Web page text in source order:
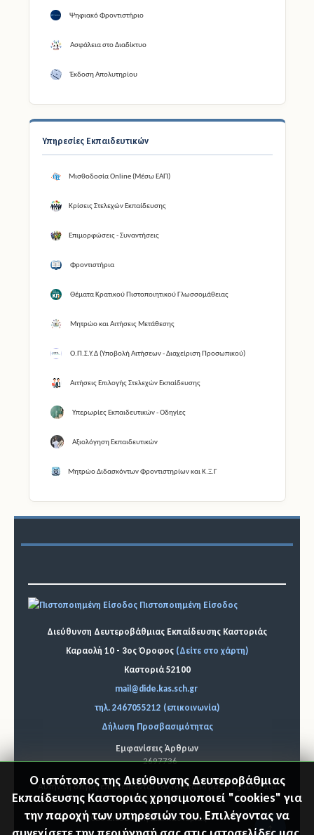
Ψηφιακό Φροντιστήριο
Ασφάλεια στο Διαδίκτυο
Έκδοση Απολυτηρίου
Υπηρεσίες Εκπαιδευτικών
Μισθοδοσία Online (Μέσω ΕΑΠ)
Κρίσεις Στελεχών Εκπαίδευσης
Επιμορφώσεις - Συναντήσεις
Φροντιστήρια
Θέματα Κρατικού Πιστοποιητικού Γλωσσομάθειας
Μητρώο και Αιτήσεις Μετάθεσης
Ο.Π.Σ.Υ.Δ (Υποβολή Αιτήσεων - Διαχείριση Προσωπικού)
Αιτήσεις Επιλογής Στελεχών Εκπαίδευσης
Υπερωρίες Εκπαιδευτικών - Οδηγίες
Αξιολόγηση Εκπαιδευτικών
Μητρώο Διδασκόντων Φροντιστηρίων και Κ.Ξ.Γ
Πιστοποιημένη Είσοδος
Διεύθυνση Δευτεροβάθμιας Εκπαίδευσης Καστοριάς
Καραολή 10 - 3ος Όροφος (Δείτε στο χάρτη)
Καστοριά 52100
mail@dide.kas.sch.gr
τηλ. 2467055212 (επικοινωνία)
Δήλωση Προσβασιμότητας
Εμφανίσεις Άρθρων
2697736
Αυτήν τη στιγμή επισκέπτονται τον ιστότοπό μας 31 guests και
κανένα μέλος
Ο ιστότοπος της Διεύθυνσης Δευτεροβάθμιας
Εκπαίδευσης Καστοριάς χρησιμοποιεί "cookies" για
την παροχή των υπηρεσιών του. Επιλέγοντας να
"Επιστ
© 2026 Διεύθυνση Δ.Ε. Καστοριάς